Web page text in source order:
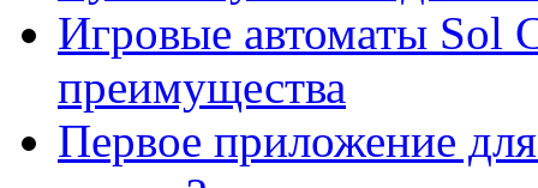
Игровые автоматы Sol
преимущества
Первое приложение